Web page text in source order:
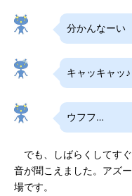
分かんなーい
キャッキャッ♪
ウフフ…
でも、しばらくしてす
音が聞こえました。アズ
場です。